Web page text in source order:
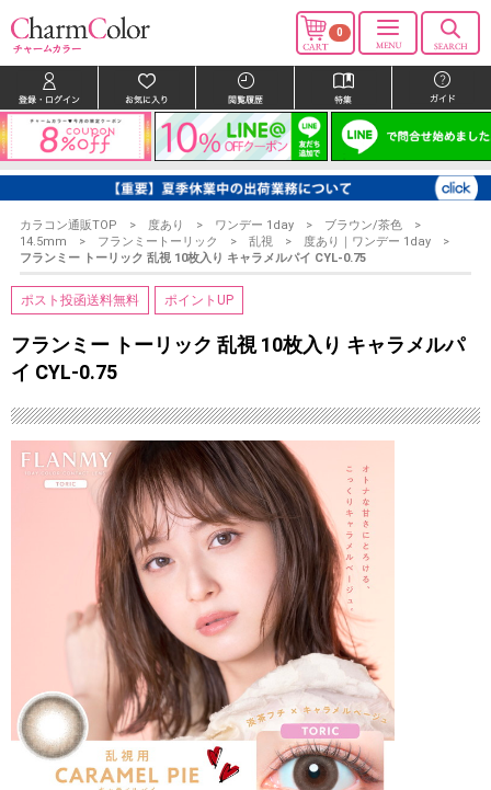
0
カラコン通販TOP 度あり ワンデー 1day
ブラウン/茶色
14.5mm
フランミートーリック 乱視
度あり｜ワンデー 1day
フランミー トーリック 乱視 10枚入り キャラメルパイ CYL-0.75
ポスト投函送料無料 ポイントUP
フランミー トーリック 乱視 10枚入り キャラメルパ
イ CYL-0.75